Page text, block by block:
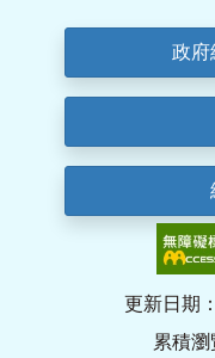
政府
更新日期
累積